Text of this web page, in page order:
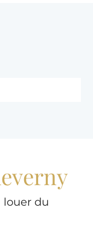
louer du